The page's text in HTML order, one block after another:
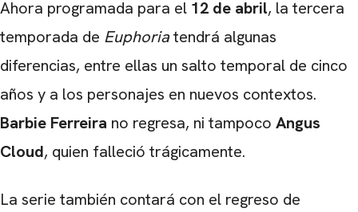
Ahora programada para el 12 de abril, la tercera
temporada de Euphoriatendrá algunas
diferencias, entre ellas un salto temporal de cinco
años y a los personajes en nuevos contextos.
Barbie Ferreira no regresa, ni tampoco Angus
Cloud, quien falleció trágicamente.
La serie también contará con el regreso de